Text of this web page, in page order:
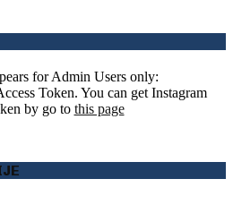
for Admin Users only:
Token. You can get Instagram
by go to this page